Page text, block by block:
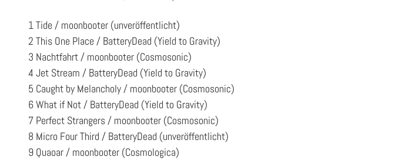
1 Tide / moonbooter (unveröffentlicht)
2 This One Place / BatteryDead (Yield to Gravity)
3 Nachtfahrt / moonbooter (Cosmosonic)
4 Jet Stream / BatteryDead (Yield to Gravity)
5 Caught by Melancholy / moonbooter (Cosmosonic)
6 What if Not / BatteryDead (Yield to Gravity)
7 Perfect Strangers / moonbooter (Cosmosonic)
8 Micro Four Third / BatteryDead (unveröffentlicht)
9 Quaoar / moonbooter (Cosmologica)